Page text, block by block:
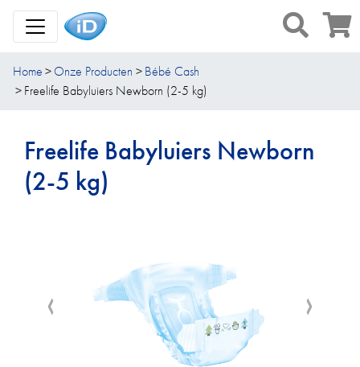
Toggle Navigation
Home Onze Producten
Bébé Cash
Freelife Babyluiers Newborn (2-5 kg)
Freelife Babyluiers Newborn
(2-5 kg)